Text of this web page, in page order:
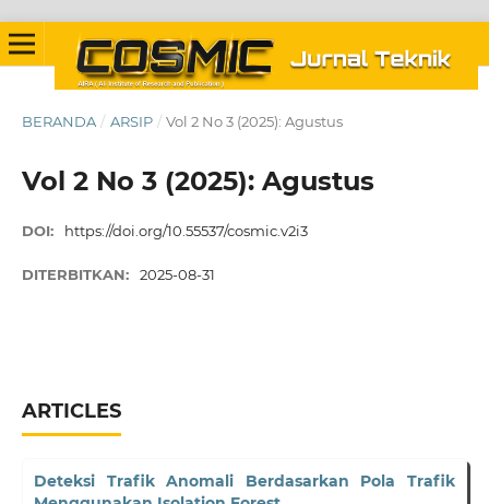
BERANDA / ARSIP / Vol 2 No 3 (2025): Agustus
Vol 2 No 3 (2025): Agustus
DOI: https://doi.org/10.55537/cosmic.v2i3
DITERBITKAN: 2025-08-31
ARTICLES
Deteksi Trafik Anomali Berdasarkan Pola Trafik